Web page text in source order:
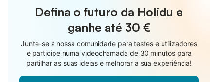
Defina o futuro da Holidu e
ganhe até 30 €
Junte-se à nossa comunidade para testes e utilizadores
e participe numa videochamada de 30 minutos para
partilhar as suas ideias e melhorar a sua experiência!